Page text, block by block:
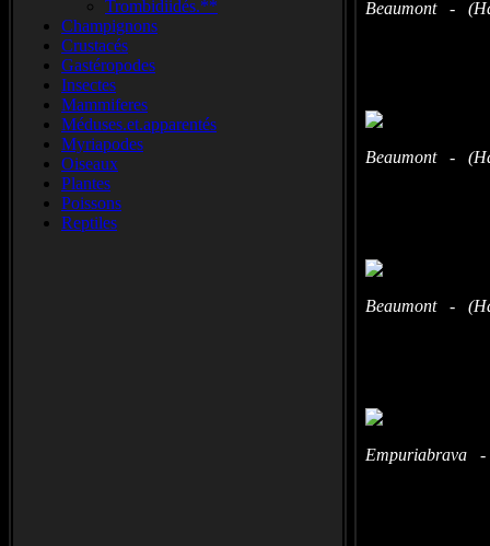
Trombidiidés.**
Champignons
Crustacés
Gastéropodes
Insectes
Mammiferes
Méduses.et.apparentés
Myriapodes
Oiseaux
Plantes
Poissons
Reptiles
Beaumont -
Beaumont -
Beaumont -
Empuriabrava -